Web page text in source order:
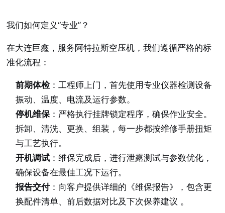
我们如何定义“专业”？
在大连巨鑫，服务阿特拉斯空压机，我们遵循严格的标
准化流程：
前期体检：工程师上门，首先使用专业仪器检测设备
振动、温度、电流及运行参数。
停机维保：严格执行挂牌锁定程序，确保作业安全。
拆卸、清洗、更换、组装，每一步都按维修手册扭矩
与工艺执行。
开机调试 ：维保完成后，进行泄露测试与参数优化，
确保设备在最佳工况下运行。
报告交付：向客户提供详细的《维保报告》，包含更
换配件清单、前后数据对比及下次保养建议 。